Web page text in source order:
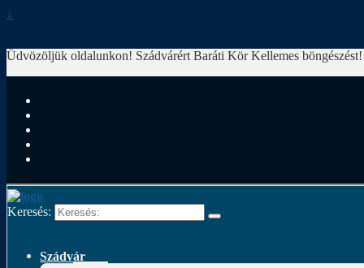
↓
Üdvözöljük oldalunkon! Szádvárért Baráti Kör Kellemes
Keresés:
Szádvár